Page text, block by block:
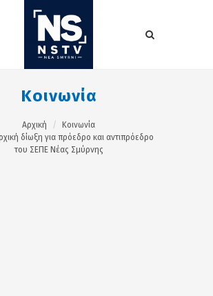
Κοινωνία
Αρχική
Κοινωνία
δίωξη για πρόεδρο και αντιπρόεδρο
του ΣΕΠΕ Νέας Σμύρνης